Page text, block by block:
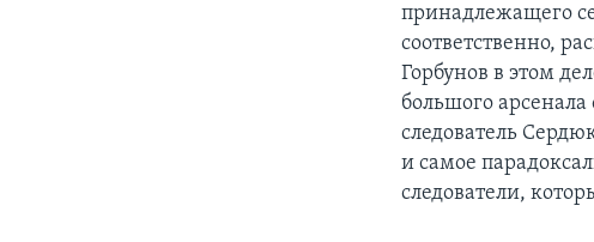
принадлежащего
соответственно,
Горбунов в этом
большого
следователь
и самое
следователи,